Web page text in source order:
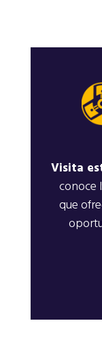
Visita
conoce
que